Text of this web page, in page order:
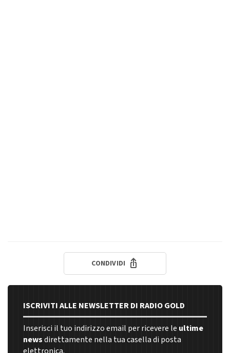
CONDIVIDI
ISCRIVITI ALLE NEWSLETTER DI RADIO GOLD
Inserisci il tuo indirizzo email per ricevere le ultime
newsdirettamente nella tua casella di posta
elettronica.